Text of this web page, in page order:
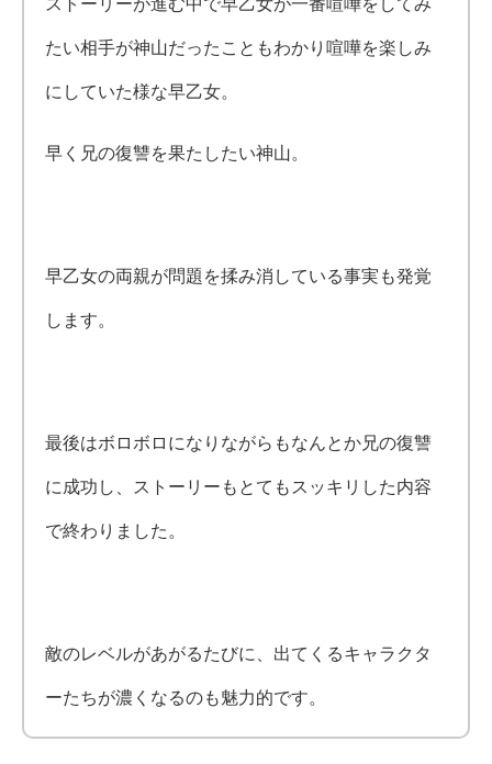
ストーリーが進む中で早乙女が一番喧嘩をしてみ
たい相手が神山だったこともわかり喧嘩を楽しみ
にしていた様な早乙女。
早く兄の復讐を果たしたい神山。
早乙女の両親が問題を揉み消している事実も発覚
します。
最後はボロボロになりながらもなんとか兄の復讐
に成功し、ストーリーもとてもスッキリした内容
で終わりました。
敵のレベルがあがるたびに、出てくるキャラクタ
ーたちが濃くなるのも魅力的です。